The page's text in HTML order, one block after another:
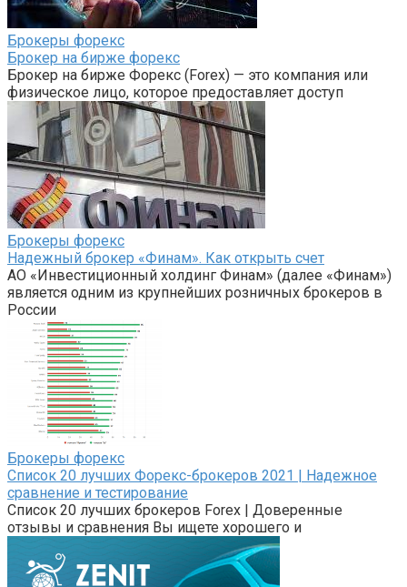
Брокеры форекс
Брокер на бирже форекс
Брокер на бирже Форекс (Forex) — это компания или
физическое лицо, которое предоставляет доступ
Брокеры форекс
Надежный брокер «Финам». Как открыть счет
АО «Инвестиционный холдинг Финам» (далее «Финам»)
является одним из крупнейших розничных брокеров в
России
Брокеры форекс
Список 20 лучших Форекс-брокеров 2021 | Надежное
сравнение и тестирование
Список 20 лучших брокеров Forex | Доверенные
отзывы и сравнения Вы ищете хорошего и